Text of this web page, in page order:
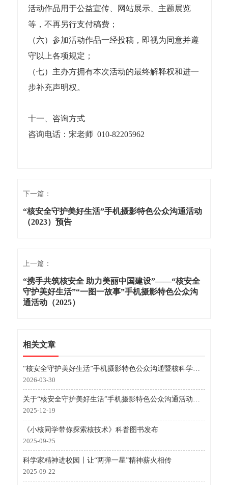
活动作品用于公益宣传、网站展示、主题展览
等，不再另行支付稿费；
（六）参加活动作品一经投稿，即视为同意并遵
守以上各项规定；
（七）主办方拥有本次活动的最终解释权和进一
步补充声明权。
十一、咨询方式
咨询电话：宋老师 010-82205962
下一篇：
“核安全守护美好生活”手机摄影特色公众沟通活动
（2023）预告
上一篇：
“携手共筑核安全 助力美丽中国建设”——“核安全
守护美好生活”“一图一故事”手机摄影特色公众沟
通活动（2025）
相关文章
2026-03-30
2025-12-19
《小核同学带你探索核技术》科普图书发布
2025-09-25
科学家精神进校园丨让“两弹一星”精神薪火相传
2025-09-22